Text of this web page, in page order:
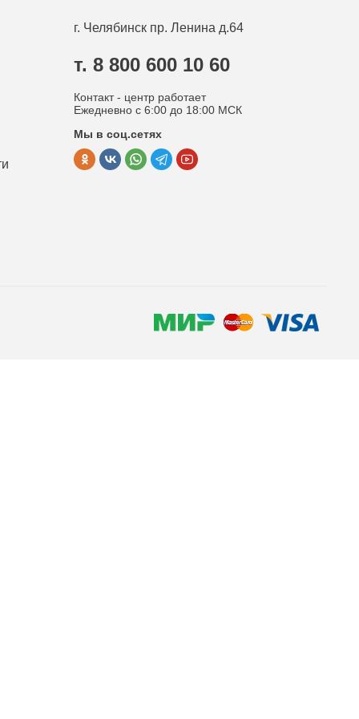
г. Челябинск пр. Ленина д.64
т. 8 800 600 10 60
Контакт - центр работает
Ежедневно с 6:00 до 18:00 МСК
Мы в соц.сетях